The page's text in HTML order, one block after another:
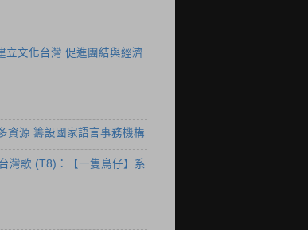
立文化台灣 促進團結與經濟
資源 籌設國家語言事務機構
灣歌 (T8)：【一隻鳥仔】系